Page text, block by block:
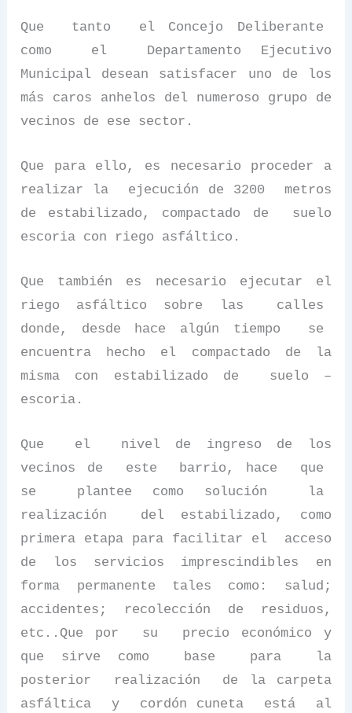
Que tanto
el Concejo Deliberante
como
el
Departamento Ejecutivo
Municipal desean satisfacer uno de los
más caros anhelos del numeroso grupo de
vecinos de ese sector.
Que para ello, es necesario proceder a
realizar la
ejecución de 3200
metros
de estabilizado, compactado de
suelo
escoria con riego asfáltico.
Que también es necesario ejecutar el
riego asfáltico sobre las
calles
donde, desde hace algún tiempo
se
encuentra hecho el compactado de la
misma con estabilizado de
suelo –
escoria.
Que el
nivel de ingreso de los
vecinos de
este barrio, hace
que
se
plantee como solución
la
realización
del estabilizado, como
primera etapa para facilitar el
acceso
de los servicios imprescindibles en
forma permanente tales como: salud;
accidentes; recolección de residuos,
etc..Que por
su
precio económico y
que sirve como
base para
la
posterior
realización
de la carpeta
asfáltica
y cordón cuneta está
al